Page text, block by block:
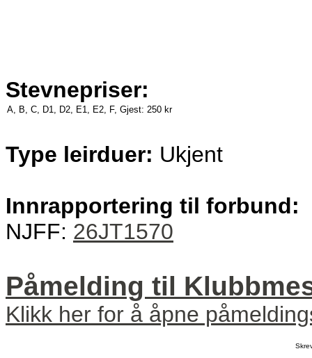
Stevnepriser:
A, B, C, D1, D2, E1, E2, F, Gjest: 250 kr
Type leirduer: Ukjent
Innrapportering til forbund:
NJFF: 26JT1570
Påmelding til
Klikk her for å åpne